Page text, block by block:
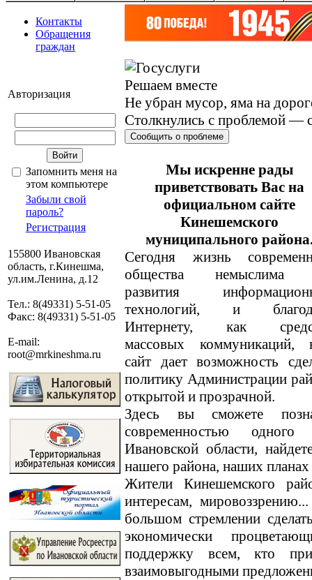
Контакты
Обращения
граждан
Авторизация
Запомнить меня на
этом компьютере
Забыли свой
пароль?
Регистрация
155800 Ивановская
область, г.Кинешма,
ул.им.Ленина, д.12
Тел.: 8(49331) 5-51-05
Факс: 8(49331) 5-51-05
E-mail:
root@mrkineshma.ru
Решаем вместе
Не убран мусор, яма на
Столкнулись с проблемой —
Сообщить о проблеме
Мы искренне рады
приветствовать Вас на
официальном сайте
Кинешемского
муниципального
Сегодня жизнь
общества немыслима
развития
технологий, и
Интернету, как
массовых коммуникаций,
сайт дает возможность
политику Администрации
открытой и прозрачной.
Здесь вы сможете
современностью
Ивановской области,
нашего района, наших
Жители Кинешемского
интересам,
большом стремлении
экономически
поддержку всем, кто
взаимовыгодными